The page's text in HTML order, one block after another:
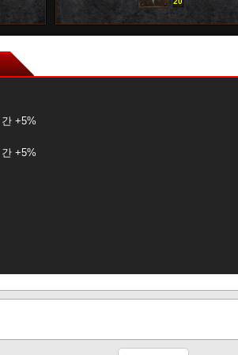
+5%
+5%